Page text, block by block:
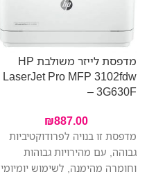
מדפסת לייזר משולבת HP
LaserJet Pro MFP 3102fdw
– 3G630F
₪887.00
מדפסת זו בנויה לפרודוקטיביות
גבוהה, עם מהירויות גבוהות
וחומרה מהימנה, לשימוש יומיומי